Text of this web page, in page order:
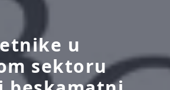
u
sektoru